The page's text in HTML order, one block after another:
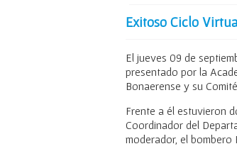
Exitoso Ciclo
El jueves 09 de
presentado por la
Bonaerense y su
Frente a él estuvieron
Coordinador del
moderador, el bombero